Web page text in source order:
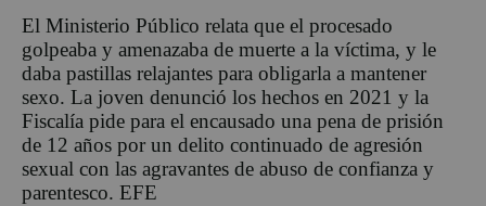
El Ministerio Público relata que el procesado
golpeaba y amenazaba de muerte a la víctima, y le
daba pastillas relajantes para obligarla a mantener
sexo. La joven denunció los hechos en 2021 y la
Fiscalía pide para el encausado una pena de prisión
de 12 años por un delito continuado de agresión
sexual con las agravantes de abuso de confianza y
parentesco. EFE